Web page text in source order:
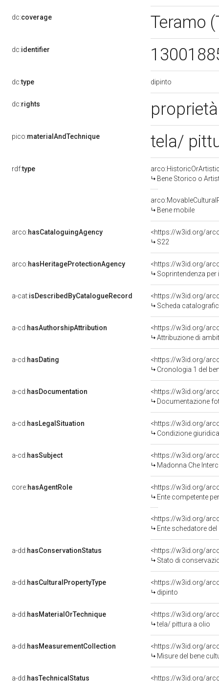
dc:coverage Teramo
dc:identifier
dc:type dipinto
dc:rights
pico:materialAndTechnique tela/
rdf:type
Bene Storico o
Bene mobile
arco:hasCataloguingAgency
<https://w3id.org/
S22
arco:hasHeritageProtectionAgency
<https://w3id.org/
Soprintendenza
a-cat:isDescribedByCatalogueRecord
<https://w3id.org/
Scheda
a-cd:hasAuthorshipAttribution
<https://w3id.org/
Attribuzione di
a-cd:hasDating
<https://w3id.org/
Cronologia 1 del
a-cd:hasDocumentation
Documentazione
a-cd:hasLegalSituation
Condizione
a-cd:hasSubject
<https://w3id.org/
Madonna Che
core:hasAgentRole
<https://w3id.org/
Ente competente per
<https://w3id.org/
Ente schedatore del
a-dd:hasConservationStatus
<https://w3id.org/
Stato di
a-dd:hasCulturalPropertyType
<https://w3id.org/
dipinto
a-dd:hasMaterialOrTechnique
<https://w3id.org/
tela/ pittura a olio
a-dd:hasMeasurementCollection
<https://w3id.org/
Misure del bene
a-dd:hasTechnicalStatus <https://w3id.org/